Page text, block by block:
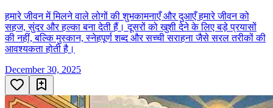
हमारे जीवन में मिलने वाले लोगों की शुभकामनाएँ और दुआएँ हमारे जीवन को
सहज, सुंदर और हल्का बना देती हैं। दूसरों को खुशी देने के लिए बड़े प्रयासों
की नहीं, बल्कि मुस्कान, स्नेहपूर्ण शब्द और सच्ची सराहना जैसे सरल तरीकों की
आवश्यकता होती है।
December 30, 2025